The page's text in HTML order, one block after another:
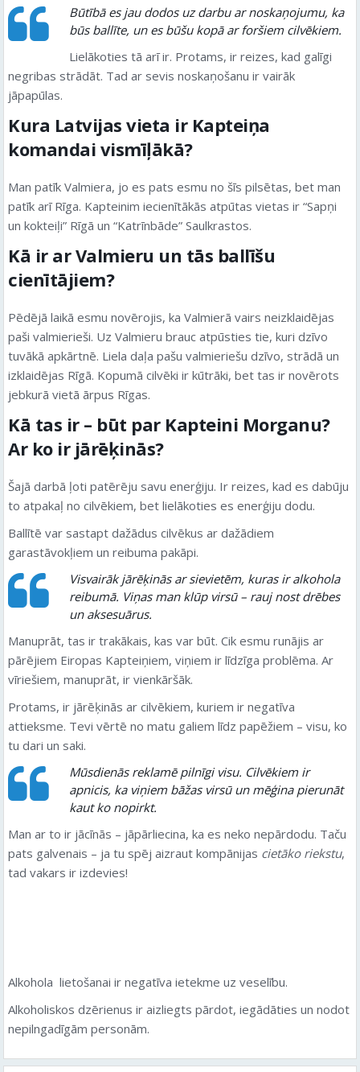
Būtībā es jau dodos uz darbu ar noskaņojumu, ka
būs ballīte, un es būšu kopā ar foršiem cilvēkiem.
Lielākoties tā arī ir. Protams, ir reizes, kad galīgi
negribas strādāt. Tad ar sevis noskaņošanu ir vairāk
jāpapūlas.
Kura Latvijas vieta ir Kapteiņa
komandai vismīļākā?
Man patīk Valmiera, jo es pats esmu no šīs pilsētas, bet man
patīk arī Rīga. Kapteinim iecienītākās atpūtas vietas ir “Sapņi
un kokteiļi” Rīgā un “Katrīnbāde” Saulkrastos.
Kā ir ar Valmieru un tās ballīšu
cienītājiem?
Pēdējā laikā esmu novērojis, ka Valmierā vairs neizklaidējas
paši valmierieši. Uz Valmieru brauc atpūsties tie, kuri dzīvo
tuvākā apkārtnē. Liela daļa pašu valmieriešu dzīvo, strādā un
izklaidējas Rīgā. Kopumā cilvēki ir kūtrāki, bet tas ir novērots
jebkurā vietā ārpus Rīgas.
Kā tas ir – būt par Kapteini Morganu?
Ar ko ir jārēķinās?
Šajā darbā ļoti patērēju savu enerģiju. Ir reizes, kad es dabūju
to atpakaļ no cilvēkiem, bet lielākoties es enerģiju dodu.
Ballītē var sastapt dažādus cilvēkus ar dažādiem
garastāvokļiem un reibuma pakāpi.
Visvairāk jārēķinās ar sievietēm, kuras ir alkohola
reibumā. Viņas man klūp virsū – rauj nost drēbes
un aksesuārus.
Manuprāt, tas ir trakākais, kas var būt. Cik esmu runājis ar
pārējiem Eiropas Kapteiņiem, viņiem ir līdzīga problēma. Ar
vīriešiem, manuprāt, ir vienkāršāk.
Protams, ir jārēķinās ar cilvēkiem, kuriem ir negatīva
attieksme. Tevi vērtē no matu galiem līdz papēžiem – visu, ko
tu dari un saki.
Mūsdienās reklamē pilnīgi visu. Cilvēkiem ir
apnicis, ka viņiem bāžas virsū un mēģina pierunāt
kaut ko nopirkt.
Man ar to ir jācīnās – jāpārliecina, ka es neko nepārdodu. Taču
pats galvenais – ja tu spēj aizraut kompānijas cietāko riekstu,
tad vakars ir izdevies!
Alkohola lietošanai ir negatīva ietekme uz veselību.
Alkoholiskos dzērienus ir aizliegts pārdot, iegādāties un nodot
nepilngadīgām personām.